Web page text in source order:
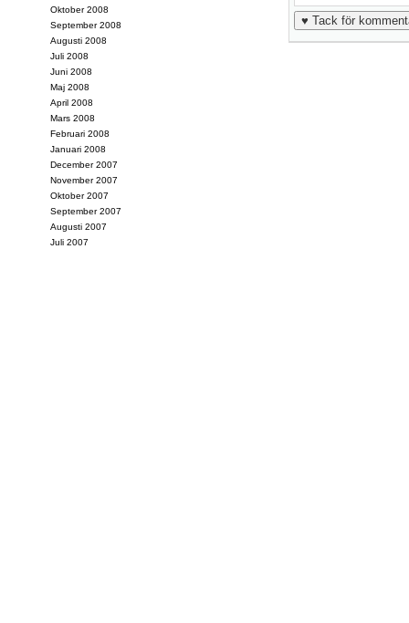
Oktober 2008
September 2008
Augusti 2008
Juli 2008
Juni 2008
Maj 2008
April 2008
Mars 2008
Februari 2008
Januari 2008
December 2007
November 2007
Oktober 2007
September 2007
Augusti 2007
Juli 2007